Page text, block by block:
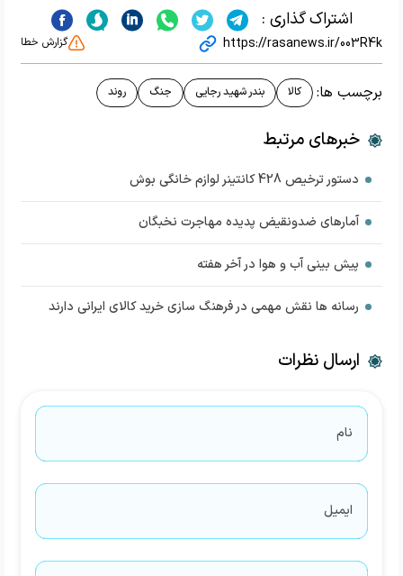
اشتراک گذاری :
https://rasanews.ir/003R4k گزارش خطا
برچسب ها: کالا بندر شهید رجایی جنگ روند
خبرهای مرتبط
دستور ترخیص 428 کانتینر لوازم خانگی بوش
آمار‌های ضدونقیض پدیده مهاجرت نخبگان
پیش بینی آب و هوا در آخر هفته
رسانه ها نقش مهمی در فرهنگ سازی خرید کالای ایرانی دارند
ارسال نظرات